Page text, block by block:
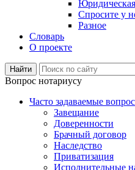
Спросите у
Разное
Словарь
О проекте
Вопрос нотариусу
Часто задаваемые
Завещание
Доверенности
Брачный договор
Наследство
Приватизация
Исполнительные